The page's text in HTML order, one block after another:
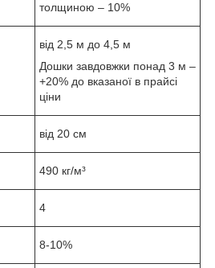
толщиною – 10%
від 2,5 м до 4,5 м
Дошки завдовжки понад 3 м –
+20% до вказаної в прайсі
ціни
від 20 см
490 кг/м³
4
8-10%